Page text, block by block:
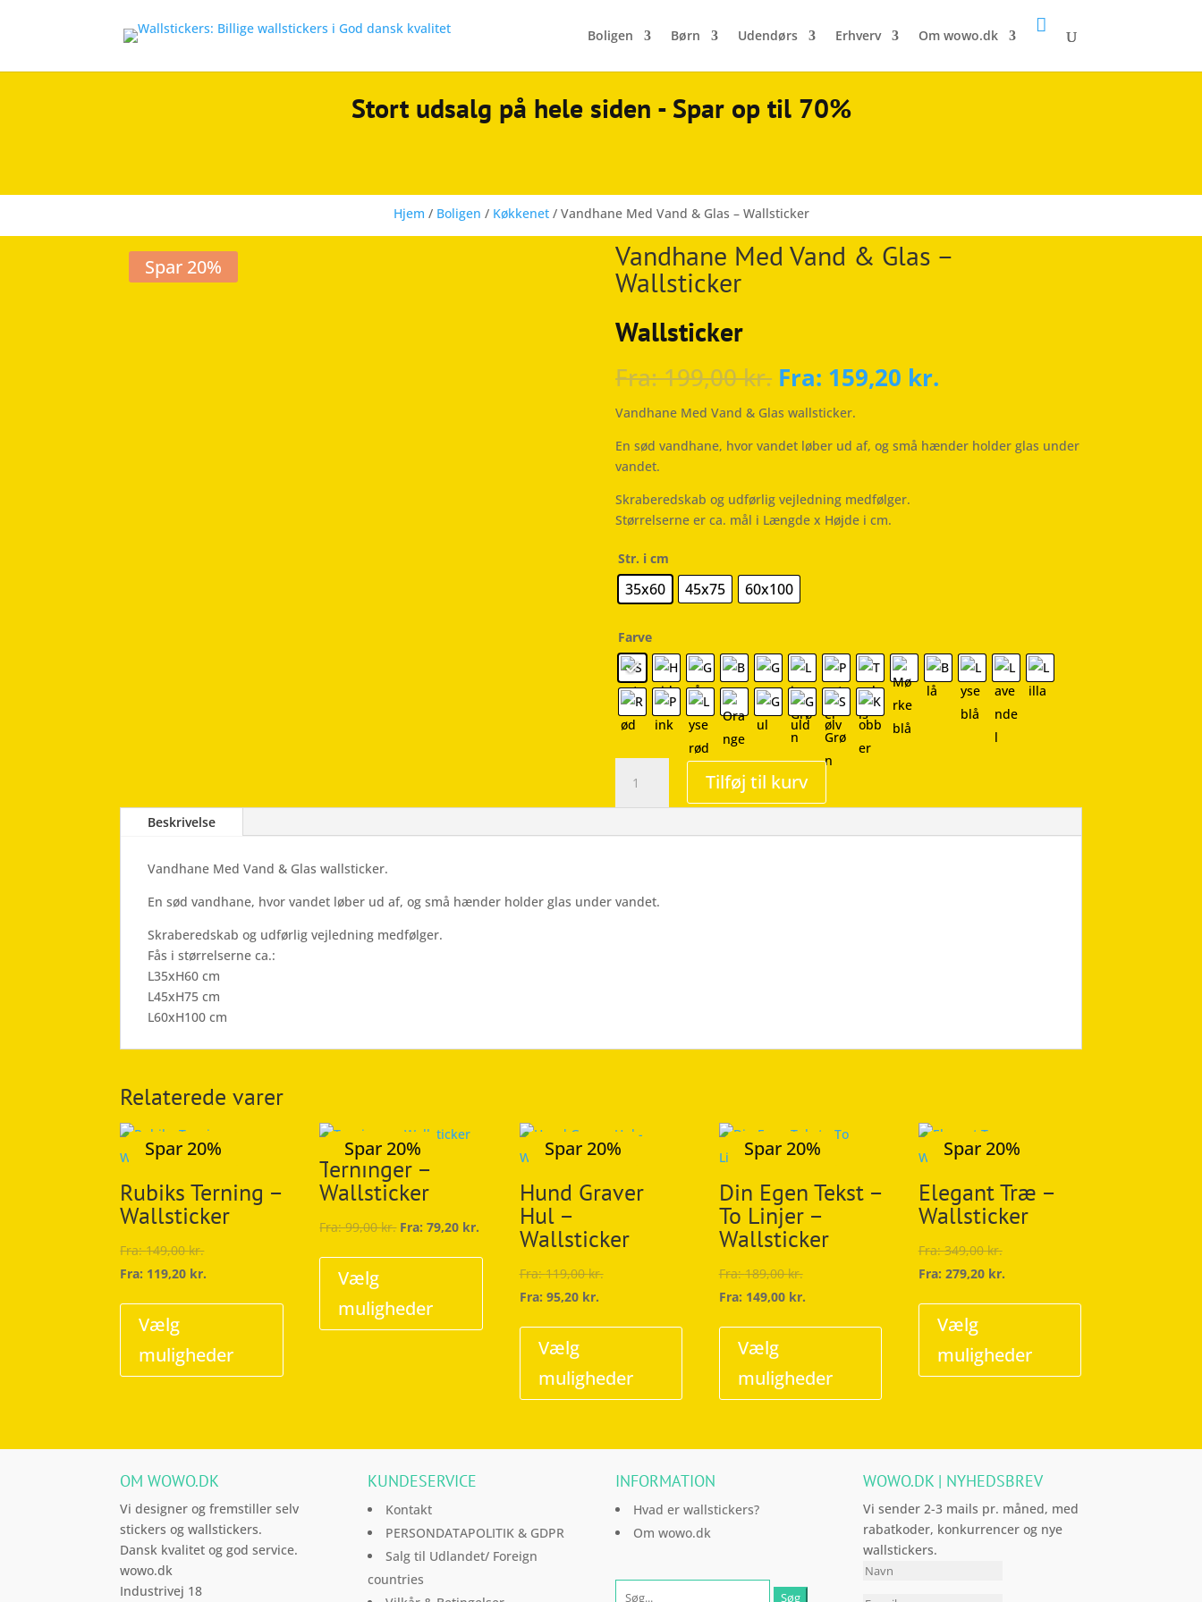
Boligen Børn Udendørs Erhverv Om wowo.dk

Stort udsalg på hele siden - Spar op til 70%
Hjem / Boligen / Køkkenet/ Vandhane Med Vand & Glas – Wallsticker
Spar 20% Vandhane Med Vand & Glas –
Wallsticker
Wallsticker
Fra:199,00kr. Fra: 159,20 kr.
Vandhane Med Vand & Glas wallsticker.
En sød vandhane, hvor vandet løber ud af, og små hænder holder glas under
vandet.
Skraberedskab og udførlig vejledning medfølger.
Størrelserne er ca. mål i Længde x Højde i cm.
Str. i cm
35x60 45x75 60x100
Farve
Med
Vand
antal
Tilføj til kurv
Beskrivelse
Vandhane Med Vand & Glas wallsticker.
En sød vandhane, hvor vandet løber ud af, og små hænder holder glas under vandet.
Skraberedskab og udførlig vejledning medfølger.
Fås i størrelserne ca.:
L35xH60 cm
L45xH75 cm
L60xH100 cm
Relaterede varer
Spar 20%
Rubiks Terning –
Wallsticker
Fra:149,00kr.
Fra: 119,20 kr.
Vælg
muligheder
varesiden
Spar 20%
Terninger –
Wallsticker
Fra:99,00kr. Fra:79,20 kr.
Vælg
muligheder
varianter.
Spar 20%
Hund Graver
Hul –
Wallsticker
Fra:119,00kr.
Fra: 95,20 kr.
Vælg
muligheder
vælges
på
varesiden
Spar 20%
Din Egen Tekst –
To Linjer –
Wallsticker
Fra:189,00kr.
Fra: 149,00 kr.
Vælg
muligheder
vælges
på
varesiden
Spar 20%
Elegant Træ –
Wallsticker
Fra:349,00kr.
Fra: 279,20 kr.
Vælg
muligheder
OM WOWO.DK
Vi designer og fremstiller selv
stickers og wallstickers.
Dansk kvalitet og god service.
wowo.dk
Industrivej 18
KUNDESERVICE
Kontakt
PERSONDATAPOLITIK & GDPR
Salg til Udlandet/ Foreign
countries
INFORMATION
Hvad er wallstickers?
Om wowo.dk
WOWO.DK | NYHEDSBREV
Vi sender 2-3 mails pr. måned, med
rabatkoder, konkurrencer og nye
wallstickers.